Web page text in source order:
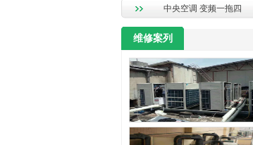
中央空调 变频一拖四
维修案列